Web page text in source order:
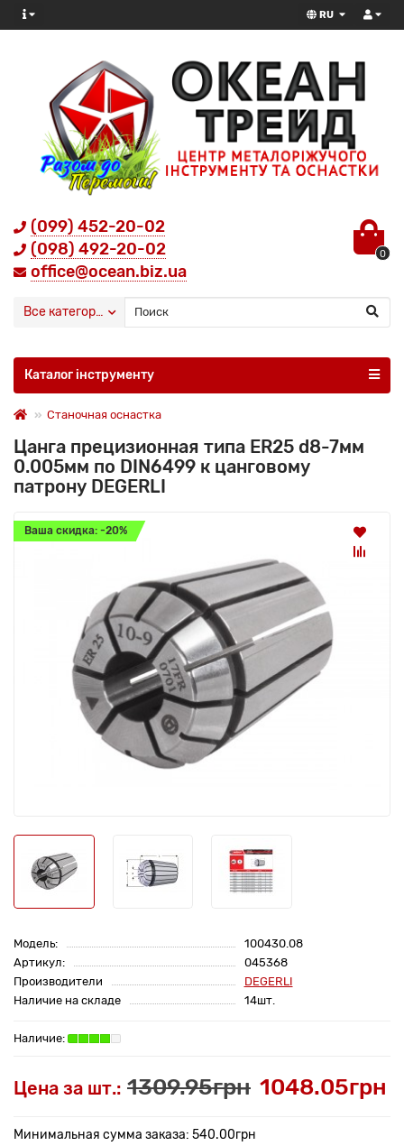
RU
(099) 452-20-02
(098) 492-20-02
office@ocean.biz.ua
0
Все категории
Каталог інструменту
Станочная оснастка
Цанга прецизионная типа ER25 d8-7мм
0.005мм по DIN6499 к цанговому
патрону DEGERLI
Ваша скидка: -20%
Модель:
100430.08
Артикул:
045368
Производители
DEGERLI
Наличие на складе
14шт.
Цена за шт.: 1309.95грн 1048.05грн
Минимальная сумма заказа: 540.00грн